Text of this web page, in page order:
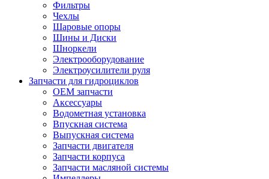
Фильтры
Чехлы
Шаровые опоры
Шины и Диски
Шноркели
Электрооборудование
Электроусилители руля
Запчасти для гидроциклов
OEM запчасти
Аксессуары
Водометная установка
Впускная система
Выпускная система
Запчасти двигателя
Запчасти корпуса
Запчасти масляной системы